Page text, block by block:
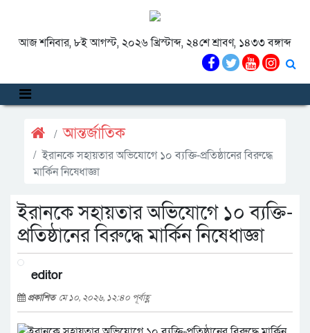
আজ শনিবার, ৮ই আগস্ট, ২০২৬ খ্রিস্টাব্দ, ২৪শে শ্রাবণ, ১৪৩৩ বঙ্গাব্দ
আন্তর্জাতিক
ইরানকে সহায়তার অভিযোগে ১০ ব্যক্তি-প্রতিষ্ঠানের বিরুদ্ধে
মার্কিন নিষেধাজ্ঞা
ইরানকে সহায়তার অভিযোগে ১০ ব্যক্তি-
প্রতিষ্ঠানের বিরুদ্ধে মার্কিন নিষেধাজ্ঞা
editor
প্রকাশিত মে ১০, ২০২৬, ১২:৪০ পূর্বাহ্ণ